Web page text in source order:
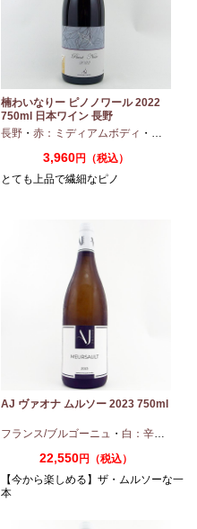
楠わいなりー ピノノワール 2022
750ml 日本ワイン 長野
長野 ・ 赤：ミディアムボディ ・ ピノノワ
3,960円（税込）
とても上品で繊細なピノ
AJ ヴァオナ ムルソー 2023 750ml
フランス/ブルゴーニュ ・ 白：辛口
22,550円（税込）
【今から楽しめる】ザ・ムルソーな一
本